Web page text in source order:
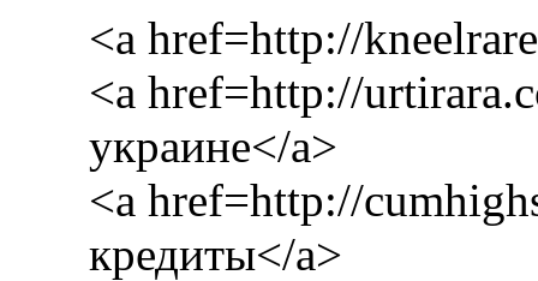
<a href=http://
<a href=http://
украине</a>
<a href=http://
кредиты</a>